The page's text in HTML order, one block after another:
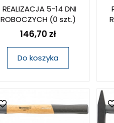
REALIZACJA 5-14 DNI
ROBOCZYCH(0 szt.)
146,70 zł
Do koszyka